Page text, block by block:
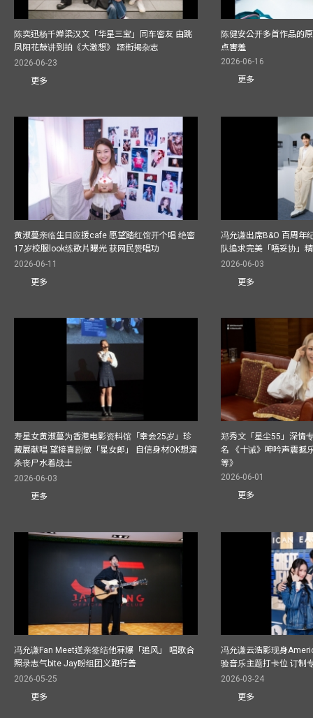
陈奕迅杨千嬅梁汉文「华星三宝」同车密友 由跳
凤阳花鼓讲到拍《大激想》 踎街揭杂志
2026-06-23
更多
陈健安公开多首作品的
点害羞
2026-06-16
更多
黄淑蔓亲临生日应援cafe 愿望踏红馆开个唱 绝密
17岁校服look练歌片曝光 获网民赞唱功
2026-06-11
更多
冯允谦出席B&O 百周年
队追求完美「唔妥协」
2026-06-03
更多
寿星女黄淑蔓为香港电影资料馆「幸会25岁」珍
藏展献唱 望接喜剧做「星女郎」 自信身材OK想演
杀丧尸水着战士
2026-06-03
更多
郑秀文「星尘55」深情
名 《十诫》呻吟声震撼
等》
2026-06-01
更多
冯允谦Fan Meet送亲签结他冧爆「追风」 唱歌合
照录志气bite Jay盼组团义跑行善
2026-05-25
更多
冯允谦云浩影现身
验音乐主题打卡位 订制
2026-03-24
更多